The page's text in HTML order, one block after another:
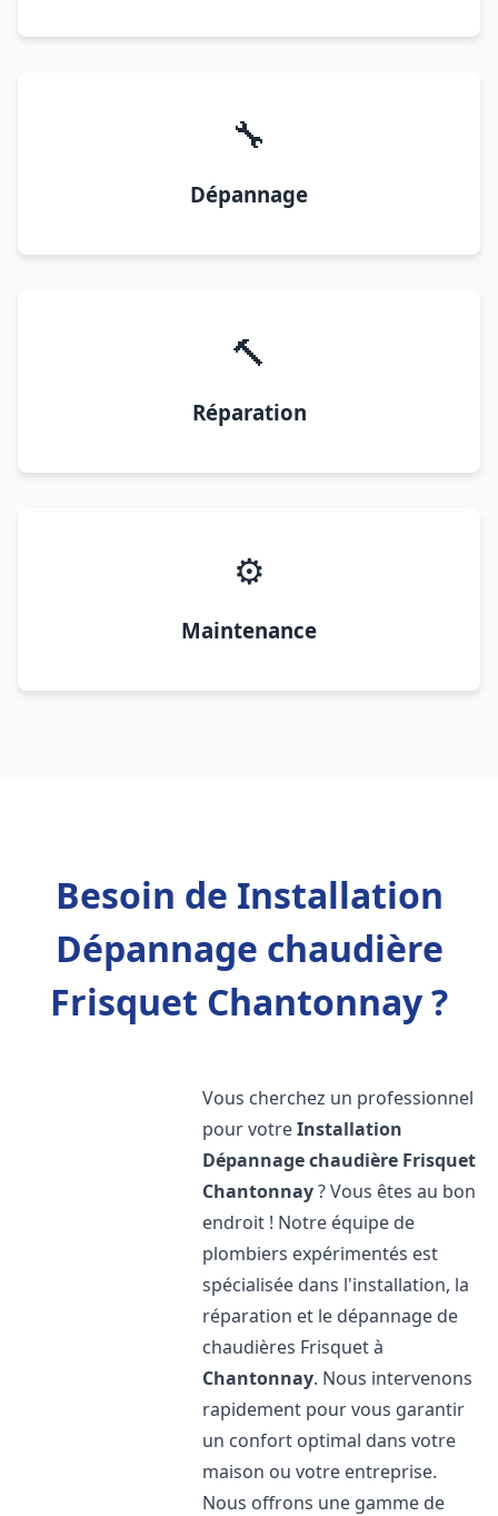
🔧
Dépannage
🔨
Réparation
⚙️
Maintenance
Besoin de Installation
Dépannage chaudière
Frisquet Chantonnay ?
Vous cherchez un professionnel
pour votreInstallation
Dépannage chaudière Frisquet
Chantonnay? Vous êtes au bon
endroit ! Notre équipe de
plombiers expérimentés est
spécialisée dans l'installation, la
réparation et le dépannage de
chaudières Frisquet à
Chantonnay. Nous intervenons
rapidement pour vous garantir
un confort optimal dans votre
maison ou votre entreprise.
Nous offrons une gamme de